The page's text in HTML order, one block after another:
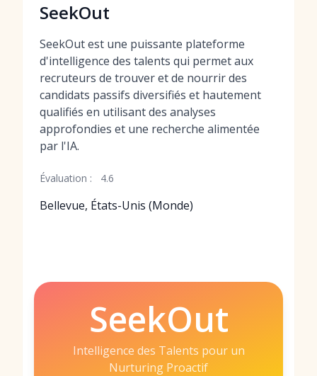
SeekOut
SeekOut est une puissante plateforme
d'intelligence des talents qui permet aux
recruteurs de trouver et de nourrir des
candidats passifs diversifiés et hautement
qualifiés en utilisant des analyses
approfondies et une recherche alimentée
par l'IA.
Évaluation : 4.6
Bellevue, États-Unis (Monde)
SeekOut
Intelligence des Talents pour un
Nurturing Proactif